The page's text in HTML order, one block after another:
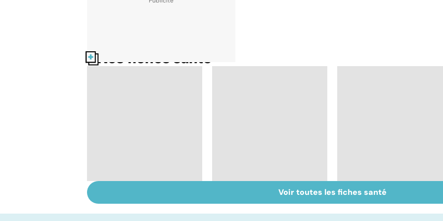
Nos fiches santé
d'or pour notre
Les aidants familiaux
aussi ont besoin
Mémoire : à
entretenir sans
Voir toutes les fiches santé